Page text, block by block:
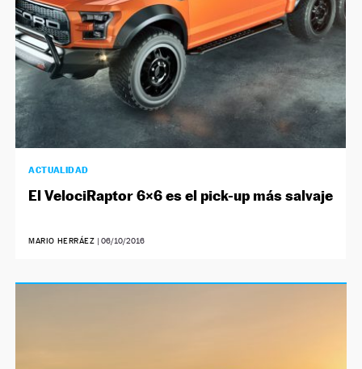
ACTUALIDAD
El VelociRaptor 6×6 es el pick-up más salvaje
MARIO HERRÁEZ | 06/10/2016